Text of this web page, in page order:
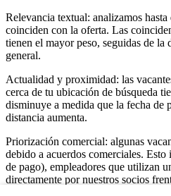
Relevancia textual: analizamos
coinciden con la oferta. Las
tienen el mayor peso, seguidas de
general.
Actualidad y proximidad: las
cerca de tu ubicación de búsqueda
disminuye a medida que la fecha de
distancia aumenta.
Priorización comercial: algunas
debido a acuerdos comerciales.
de pago), empleadores que utilizan
directamente por nuestros socios